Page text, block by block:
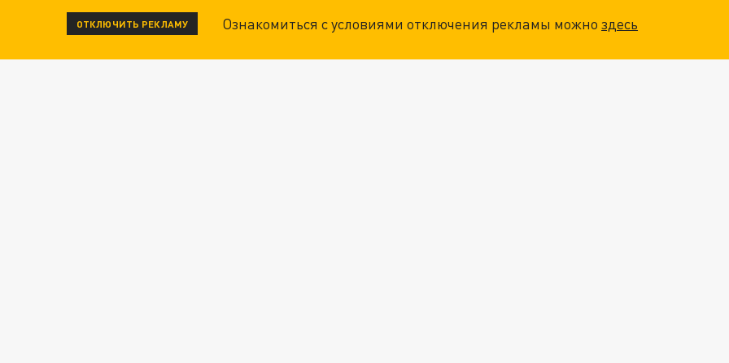
ОТКЛЮЧИТЬ РЕКЛАМУ Ознакомиться с условиями отключения рекламы можноздесь